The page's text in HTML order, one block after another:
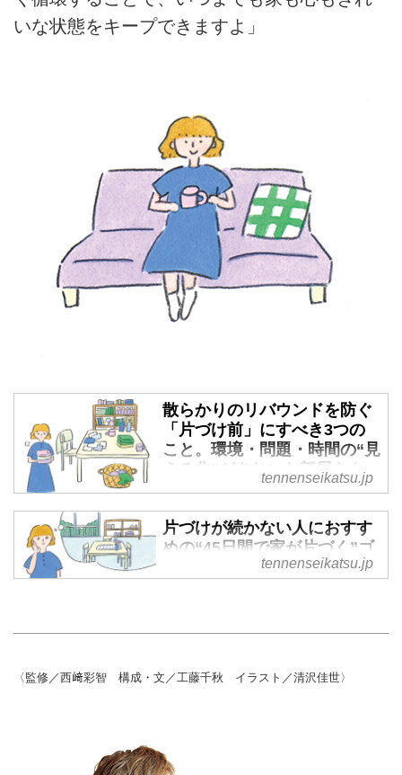
いな状態をキープできますよ」
散らかりのリバウンドを防ぐ
「片づけ前」にすべき3つの
こと。環境・問題・時間の“見
える化”がきれいな部屋をキー
プするカギ／お片づけ習慣化
コンサルタント・西﨑彩智さ
ん - 天然生活web
片づけても、すぐに散らかってし
まう。そんなときはわが家の実情
は、お片づけ習慣化コンサルタン
ます。 （『天然生活』2025年7月
tennenseikatsu.jp
片づけが続かない人におすす
めの“45日間で家が片づく”ゴ
ール設定のコツ。理想の暮ら
片づけても、すぐに散らかってし
す。お片づけ習慣化コンサルタン
tennenseikatsu.jp
〈監修／西﨑彩智 構成・文／工藤千秋 イラスト／清沢佳世〉